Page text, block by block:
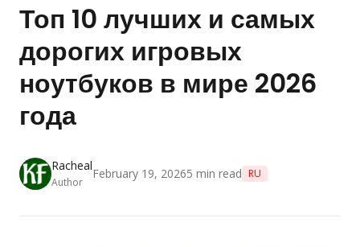
Топ 10 лучших и самых
дорогих игровых
ноутбуков в мире 2026
года
Racheal
Author
February 19, 20265 min read RU